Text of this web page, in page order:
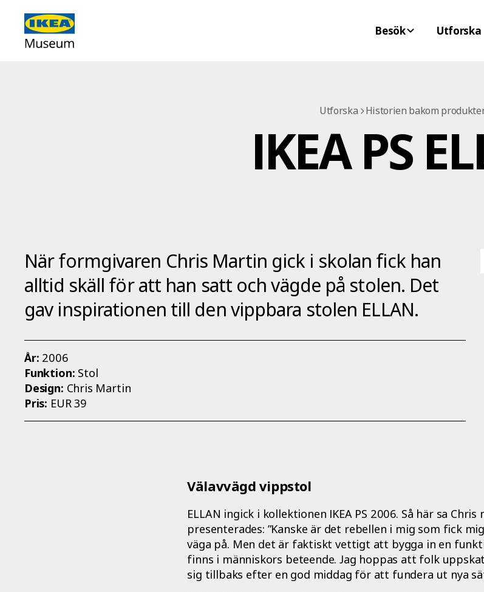
Besök Utforska
Utforska Historien bakom
IKEA PS
När formgivaren Chris Martin gick i skolan fick han
alltid skäll för att han satt och vägde på stolen. Det
gav inspirationen till den vippbara stolen ELLAN.
År: 2006
Funktion: Stol
Design: Chris Martin
Pris: EUR 39
Välavvägd vippstol
ELLAN ingick i kollektionen IKEA PS 2006. Så här sa
presenterades: ”Kanske är det rebellen i mig som fick
väga på. Men det är faktiskt vettigt att bygga in en
finns i människors beteende. Jag hoppas att folk
sig tillbaks efter en god middag för att fundera ut nya